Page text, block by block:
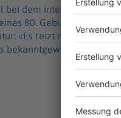
bei dem internationalen
80. Geburtstages
«Es reizt mich
bekanntgeworden, dass